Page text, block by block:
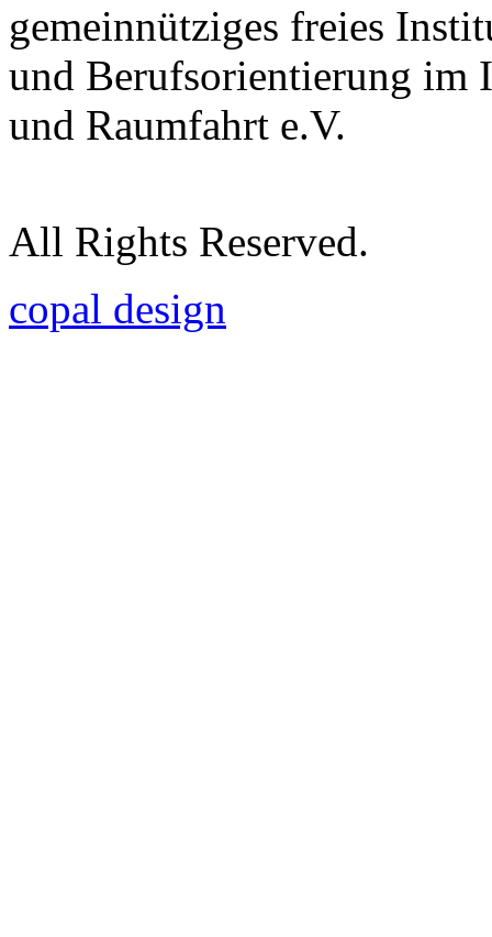
gemeinnütziges freies
und Berufsorientierung im
und Raumfahrt e.V.
All Rights Reserved.
copal design